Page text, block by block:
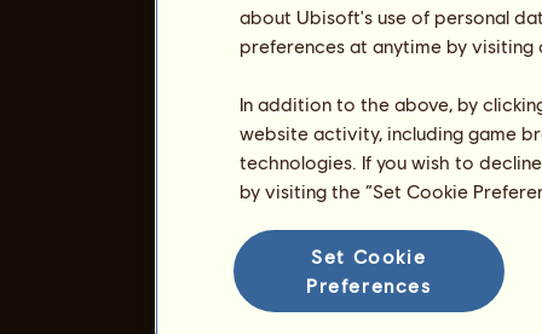
about Ubisoft's use of personal
preferences at anytime by
In addition to the above, by
website activity, including game
technologies. If you wish to
by visiting the “Set Cookie
Set Cookie
Preferences